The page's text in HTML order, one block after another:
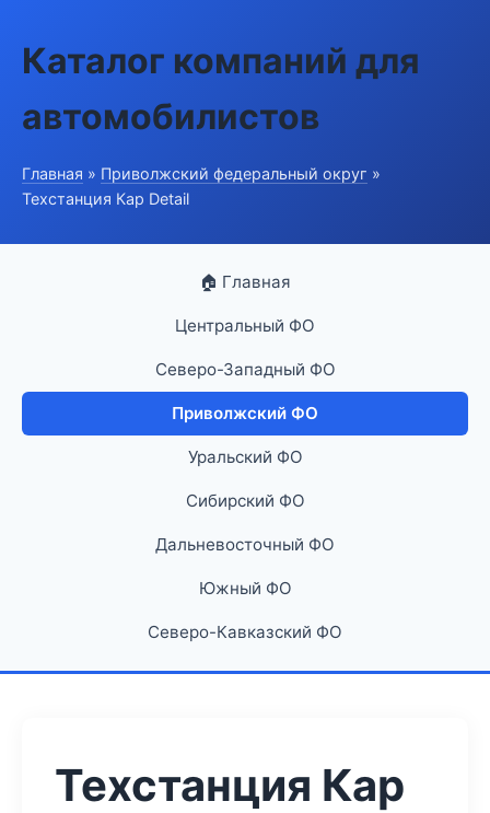
Каталог компаний для
автомобилистов
Главная » Приволжский федеральный округ »
Техстанция Кар Detail
🏠 Главная
Центральный ФО
Северо-Западный ФО
Приволжский ФО
Уральский ФО
Сибирский ФО
Дальневосточный ФО
Южный ФО
Северо-Кавказский ФО
Техстанция Кар